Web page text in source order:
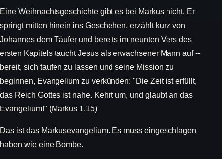
Eine Weihnachtsgeschichte gibt es bei Markus nicht. Er
springt mitten hinein ins Geschehen, erzählt kurz von
Johannes dem Täufer und bereits im neunten Vers des
ersten Kapitels taucht Jesus als erwachsener Mann auf --
bereit, sich taufen zu lassen und seine Mission zu
beginnen, Evangelium zu verkünden: "Die Zeit ist erfüllt,
das Reich Gottes ist nahe. Kehrt um, und glaubt an das
Evangelium!" (Markus 1,15)
Das ist das Markusevangelium. Es muss eingeschlagen
haben wie eine Bombe.